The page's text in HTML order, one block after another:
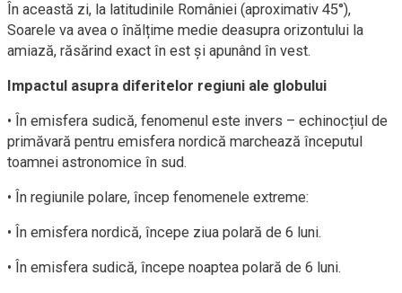
În această zi, la latitudinile României (aproximativ 45°),
Soarele va avea o înălțime medie deasupra orizontului la
amiază, răsărind exact în est și apunând în vest.
Impactul asupra diferitelor regiuni ale globului
• În emisfera sudică, fenomenul este invers – echinocțiul de
primăvară pentru emisfera nordică marchează începutul
toamnei astronomice în sud.
• În regiunile polare, încep fenomenele extreme:
• În emisfera nordică, începe ziua polară de 6 luni.
• În emisfera sudică, începe noaptea polară de 6 luni.